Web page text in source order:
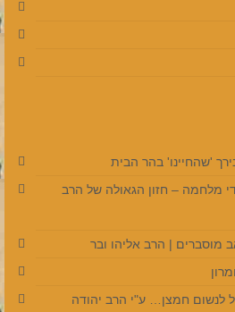
'שהחיינו' בהר הבית
מלחמה – חזון הגאולה של הרב
| הרב אליהו ובר
לנשום חמצן… ע"י הרב יהודה